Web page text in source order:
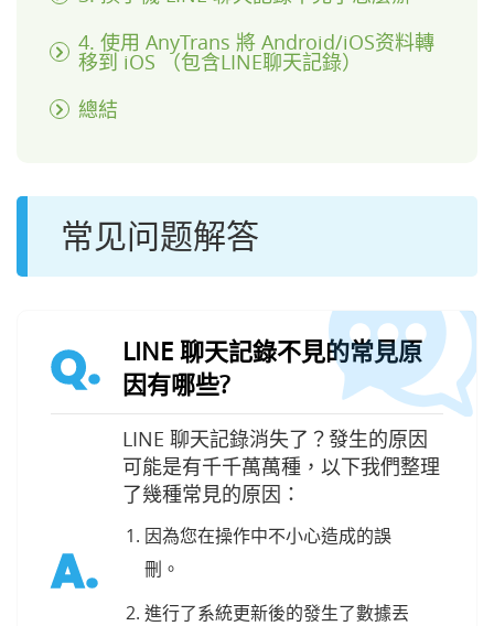
4. 使用 AnyTrans 將 Android/iOS资料轉
移到 iOS （包含LINE聊天記錄）
總結
常见问题解答
Q.
LINE 聊天記錄不見的常見原
因有哪些?
A.
LINE 聊天記錄消失了？發生的原因
可能是有千千萬萬種，以下我們整理
了幾種常見的原因：
因為您在操作中不小心造成的誤
刪。
進行了系統更新後的發生了數據丟